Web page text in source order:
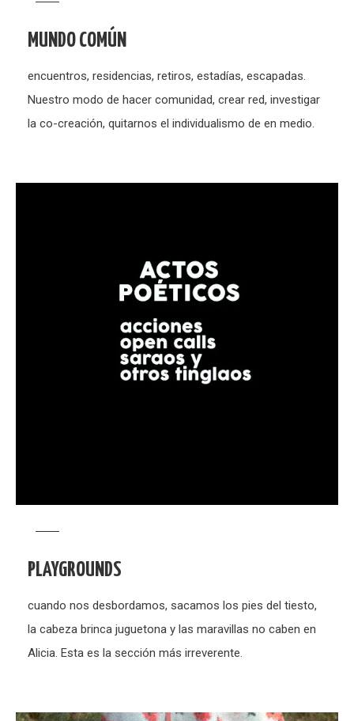
MUNDO COMÚN
encuentros, residencias, retiros, estadías, escapadas.
Nuestro modo de hacer comunidad, crear red, investigar
la co-creación, quitarnos el individualismo de en medio.
PLAYGROUNDS
cuando nos desbordamos, sacamos los pies del tiesto,
la cabeza brinca juguetona y las maravillas no caben en
Alicia. Esta es la sección más irreverente.